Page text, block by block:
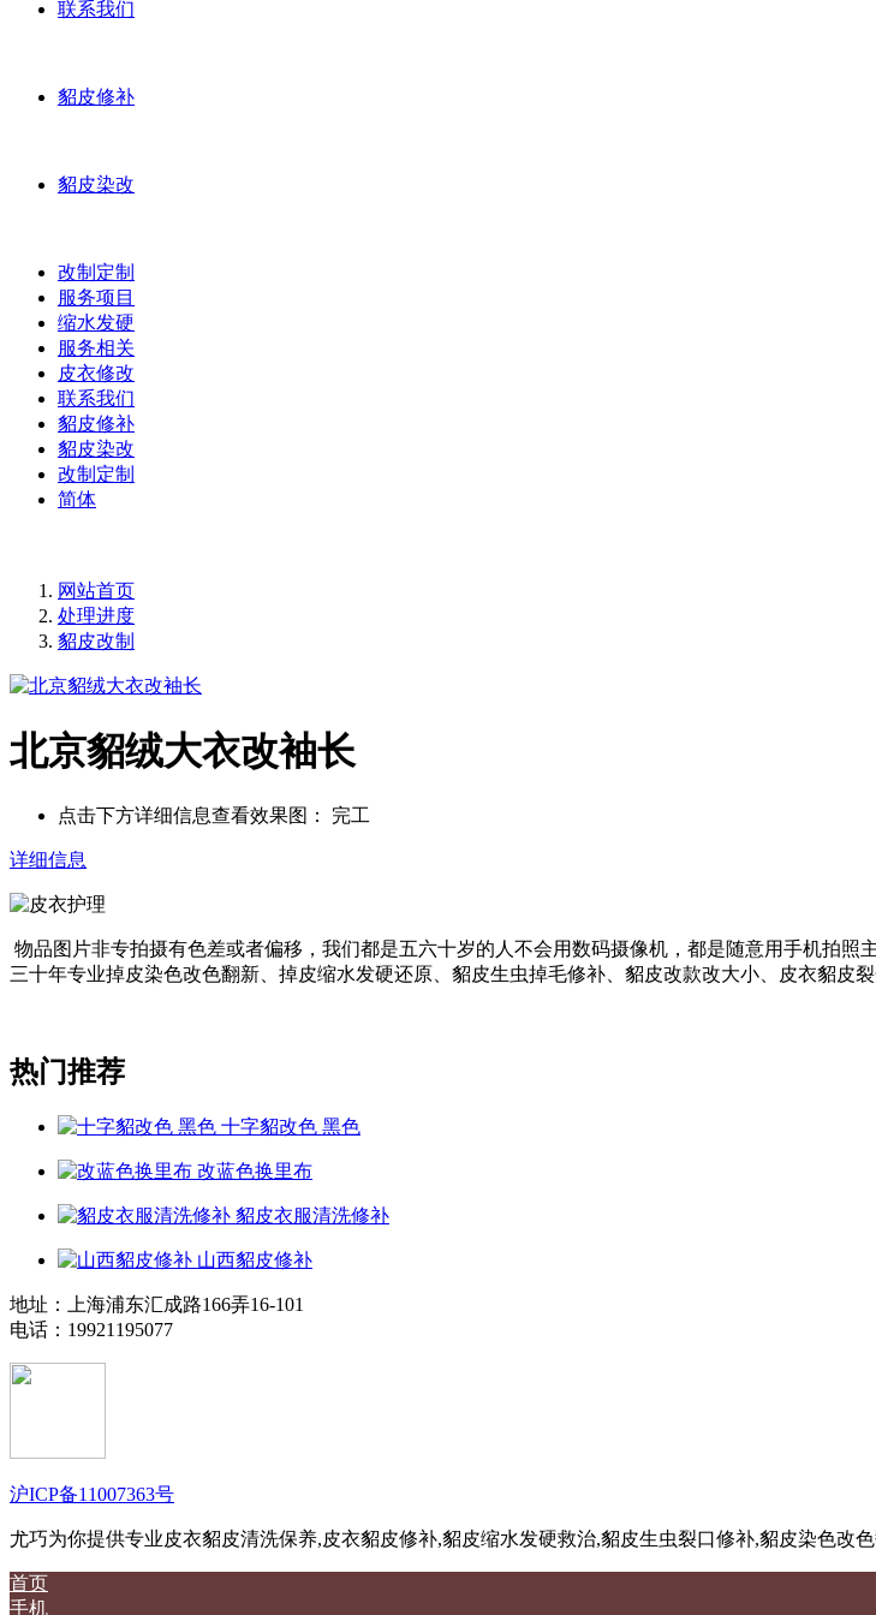
联系我们
貂皮修补
貂皮染改
改制定制
服务项目
缩水发硬
服务相关
皮衣修改
联系我们
貂皮修补
貂皮染改
改制定制
简体
网站首页
处理进度
貂皮改制
北京貂绒大衣改袖长
点击下方详细信息查看效果图： 完工
详细信息
物品图片非专拍摄有色差或者偏移，我们都是五六十岁的人不会用数码摄像机，都是随意用手机拍
三十年专业掉皮染色改色翻新、掉皮缩水发硬还原、貂皮生虫掉毛修补、貂皮改款改大小、皮衣貂皮
热门推荐
十字貂改色 黑色
改蓝色换里布
貂皮衣服清洗修补
山西貂皮修补
地址：上海浦东汇成路166弄16-101
电话：19921195077
沪ICP备11007363号
尤巧为你提供专业皮衣貂皮清洗保养,皮衣貂皮修补,貂皮缩水发硬救治,貂皮生虫裂口修补,貂皮染色改色
首页
手机